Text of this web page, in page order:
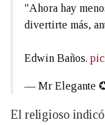
"Ahora hay
divertirte más,
Edwin Baños.
— Mr Elegante
El religioso indicó